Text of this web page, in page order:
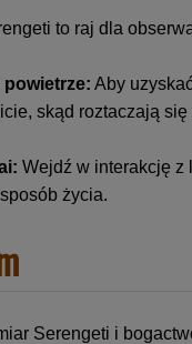
to raj dla
Aby
skąd roztaczają
Wejdź w interakcję z
życia.
Serengeti i